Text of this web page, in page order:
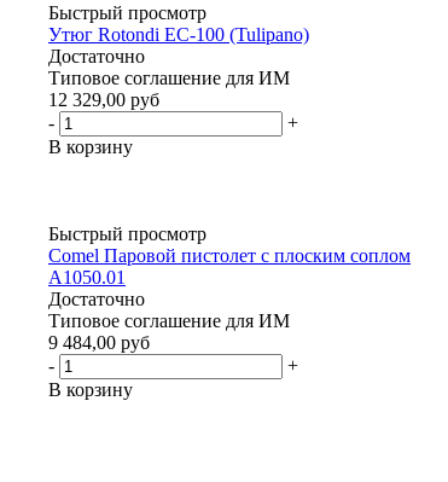
Быстрый просмотр
Утюг Rotondi ЕС-100 (Tulipano)
Достаточно
Типовое соглашение для ИМ
12 329,00 руб
-
+
В корзину
Быстрый просмотр
Comel Паровой пистолет с плоским соплом
A1050.01
Достаточно
Типовое соглашение для ИМ
9 484,00 руб
-
+
В корзину